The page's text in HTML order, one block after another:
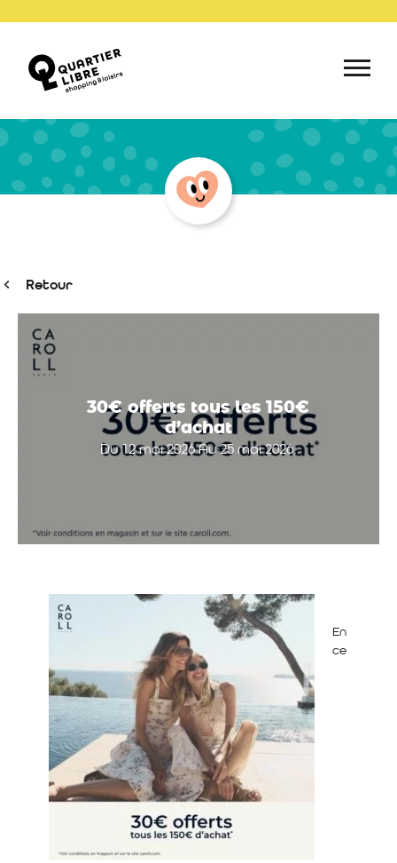
Retour
30€ offerts tous les 150€
d’achat
Du 12 mai 2026 Au 25 mai 2026.
En
ce